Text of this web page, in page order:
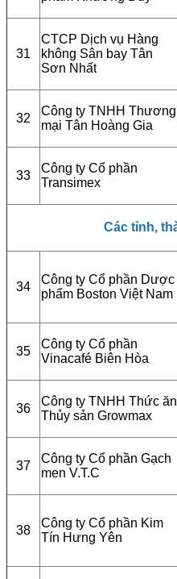
31
CTCP Dịch vụ Hàng
không Sân bay Tân
Sơn Nhất
32
Công ty TNHH Thương
mại Tân Hoàng Gia
33
Công ty Cổ phần
Transimex
Các tỉnh,
34
Công ty Cổ phần Dược
phẩm Boston Việt Nam
35
Công ty Cổ phần
Vinacafé Biên Hòa
36
Công ty TNHH Thức ăn
Thủy sản Growmax
37
Công ty Cổ phần Gạch
men V.T.C
38
Công ty Cổ phần Kim
Tín Hưng Yên